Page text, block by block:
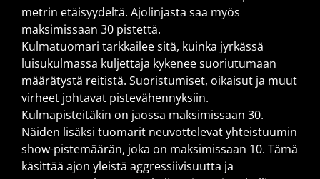
metrin etäisyydeltä. Ajolinjasta saa myös
maksimissaan 30 pistettä.
Kulmatuomari tarkkailee sitä, kuinka jyrkässä
luisukulmassa kuljettaja kykenee suoriutumaan
määrätystä reitistä. Suoristumiset, oikaisut ja muut
virheet johtavat pistevähennyksiin.
Kulmapisteitäkin on jaossa maksimissaan 30.
Näiden lisäksi tuomarit neuvottelevat yhteistuumin
show-pistemäärän, joka on maksimissaan 10. Tämä
käsittää ajon yleistä aggressiivisuutta ja